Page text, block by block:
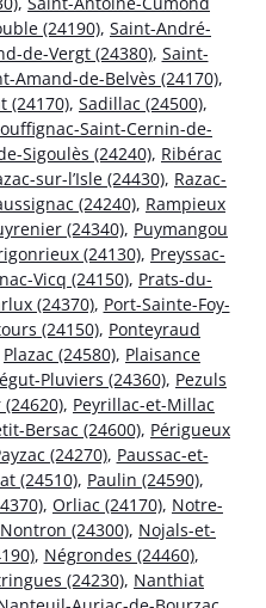
(24190), Saint-André-
de-Vergt (24380), Saint-
Amand-de-Belvès (24170),
(24170), Sadillac (24500),
Saint-Cernin-de-
Sigoulès (24240), Ribérac
sur-l’Isle (24430), Razac-
(24240), Rampieux
(24340), Puymangou
(24130), Preyssac-
Vicq (24150), Prats-du-
(24370), Port-Sainte-Foy-
(24150), Ponteyraud
Plazac (24580), Plaisance
Pluviers (24360), Pezuls
, Peyrillac-et-Millac
Bersac (24600), Périgueux
(24270), Paussac-et-
(24510), Paulin (24590),
, Orliac (24170), Notre-
Nontron (24300), Nojals-et-
, Négrondes (24460),
(24230), Nanthiat